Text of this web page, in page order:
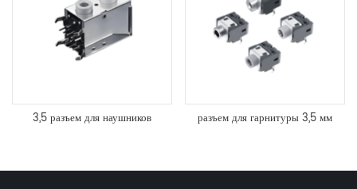
3,5 разъем для наушников разъем для гарнитуры 3,5 мм